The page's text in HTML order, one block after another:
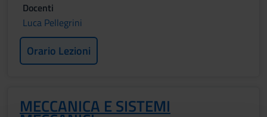
Docenti
Luca Pellegrini
Orario Lezioni
MECCANICA E SISTEMI